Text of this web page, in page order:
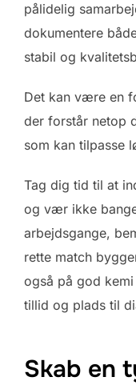
pålidelig
dokumentere
stabil og
Det kan være en
der forstår netop
som kan tilpasse
Tag dig tid til at
og vær ikke
arbejdsgange,
rette match
også på god
tillid og plads til
Skab en